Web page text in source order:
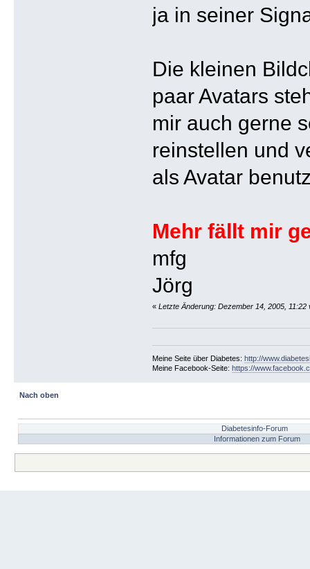
ja in seiner
Die kleinen
paar Avatars
mir auch gerne
reinstellen und
als Avatar
Mehr fällt mir
mfg
Jörg
« Letzte Änderung: Dezember 14, 2005, 11:22
Meine Seite über Diabetes: http://
Meine Facebook-Seite: https://
Nach oben
Diabetesinfo-Forum
Informationen zum Forum